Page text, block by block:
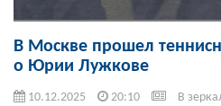
В Москве прошел
о Юрии Лужкове
10.12.2025 20:10 В